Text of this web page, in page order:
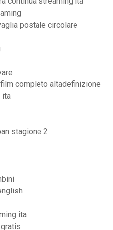
postale circolare
completo altadefinizione
ita
stagione 2
ita